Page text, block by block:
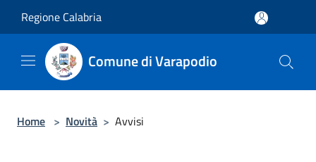
Regione Calabria
Comune di Varapodio
Home > Novità > Avvisi